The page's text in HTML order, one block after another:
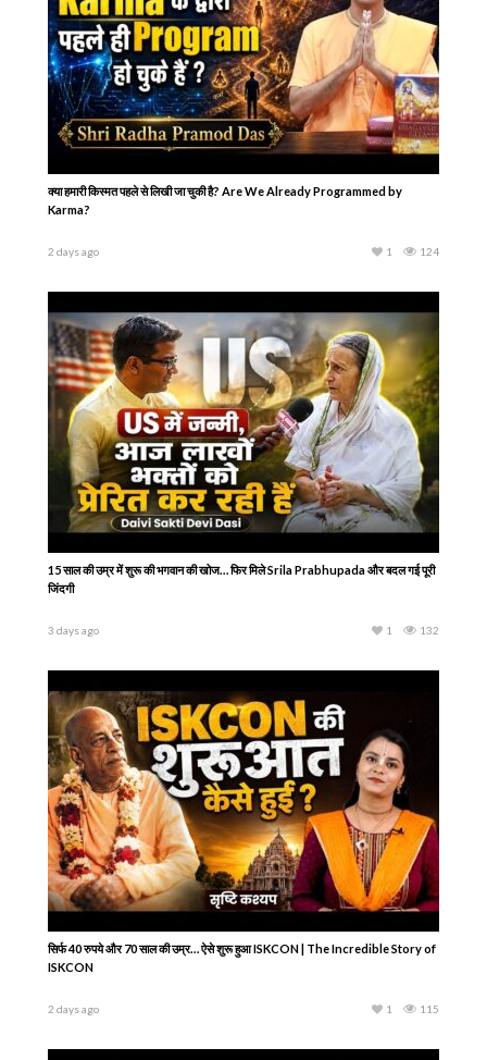
क्या हमारी किस्मत पहले से लिखी जा चुकी है? Are We Already Programmed by
Karma?
2 days ago 124
1
15 साल की उम्र में शुरू की भगवान की खोज… फिर मिले Srila Prabhupada और बदल गई पूरी
जिंदगी
3 days ago 132
1
सिर्फ 40 रुपये और 70 साल की उम्र… ऐसे शुरू हुआ ISKCON | The Incredible Story of
ISKCON
2 days ago 115
1